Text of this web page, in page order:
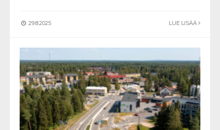
29.8.2025 LUE LISÄÄ